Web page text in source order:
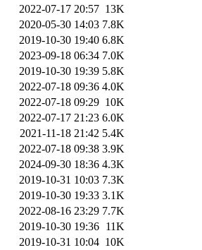
2022-07-17 20:57 13K
2020-05-30 14:03 7.8K
2019-10-30 19:40 6.8K
2023-09-18 06:34 7.0K
2019-10-30 19:39 5.8K
2022-07-18 09:36 4.0K
2022-07-18 09:29 10K
2022-07-17 21:23 6.0K
2021-11-18 21:42 5.4K
2022-07-18 09:38 3.9K
2024-09-30 18:36 4.3K
2019-10-31 10:03 7.3K
2019-10-30 19:33 3.1K
2022-08-16 23:29 7.7K
2019-10-30 19:36 11K
2019-10-31 10:04 10K